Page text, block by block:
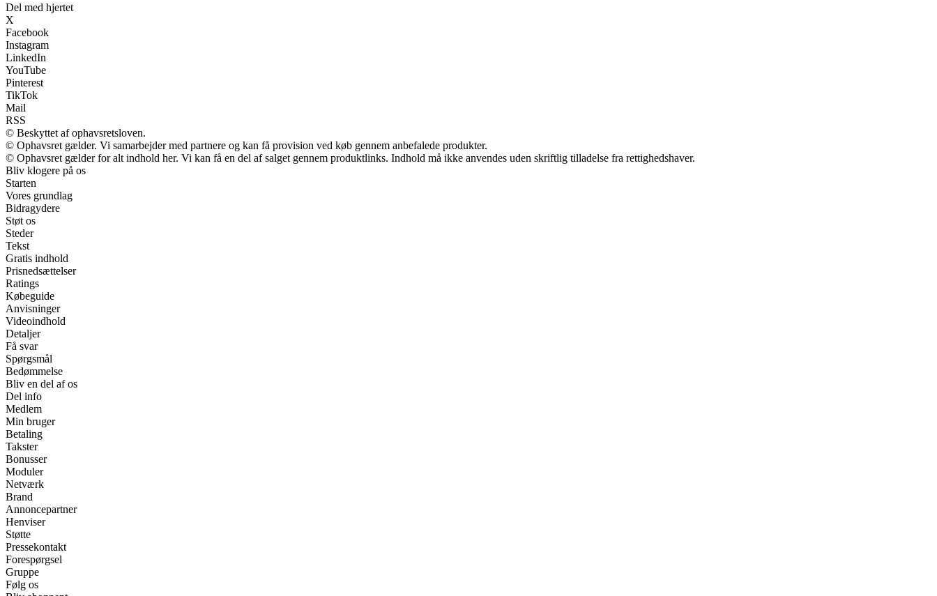
Del med hjertet
X
Facebook
Instagram
LinkedIn
YouTube
Pinterest
TikTok
Mail
RSS
© Beskyttet af ophavsretsloven.
© Ophavsret gælder. Vi samarbejder med partnere og kan få provision ved køb gennem anbefalede produkter.
© Ophavsret gælder for alt indhold her. Vi kan få en del af salget gennem produktlinks. Indhold må ikke anvendes uden skriftlig tilladelse fra rettighedshaver.
Bliv klogere på os
Starten
Vores grundlag
Bidragydere
Støt os
Steder
Tekst
Gratis indhold
Prisnedsættelser
Ratings
Købeguide
Anvisninger
Videoindhold
Detaljer
Få svar
Spørgsmål
Bedømmelse
Bliv en del af os
Del info
Medlem
Min bruger
Betaling
Takster
Bonusser
Moduler
Netværk
Brand
Annoncepartner
Henviser
Støtte
Pressekontakt
Forespørgsel
Gruppe
Følg os